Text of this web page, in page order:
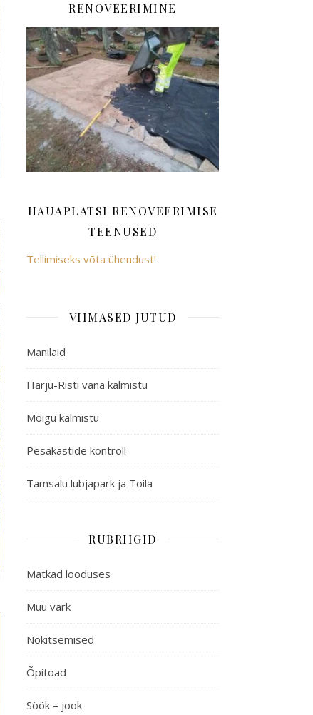
RENOVEERIMINE
HAUAPLATSI RENOVEERIMISE
TEENUSED
Tellimiseks võta ühendust!
VIIMASED JUTUD
Manilaid
Harju-Risti vana kalmistu
Mõigu kalmistu
Pesakastide kontroll
Tamsalu lubjapark ja Toila
RUBRIIGID
Matkad looduses
Muu värk
Nokitsemised
Õpitoad
Söök – jook